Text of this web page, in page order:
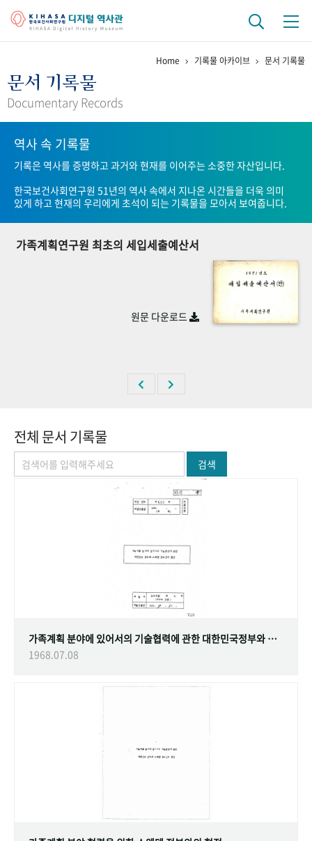
걸어온 길 기관 변천사
연구 역사
정책과 연구 키워드로 보는 연구 역사
연구자들
기록물 아카이브
사진 아카이브 문서 기록물 행정박물
숫자로 보는 50년 50+1주년 광장
Home 기록물 아카이브 문서 기록물
문서 기록물
Documentary Records
역사 속 기록물
기록은 역사를 증명하고 과거와 현재를 이어주는 소중한 자산입니다.
한국보건사회연구원 51년의 역사 속에서 지나온 시간들을 더욱 의미
있게 하고 현재의 우리에게 초석이 되는 기록물을 모아서 보여줍니다.
가족계획연구원 최초의 세입세출예산서
원문 다운로드
전체 문서 기록물
검색
가족계획 분야에 있어서의 기술협력에 관한 대한민국정부와 스웨덴 정부간의 협정
1968.07.08